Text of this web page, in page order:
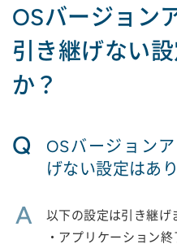
OSバージョン
引き継げない
か？
Q
OSバージョン
げない設定はあ
A
以下の設定は引き継げ
・アプリケーション